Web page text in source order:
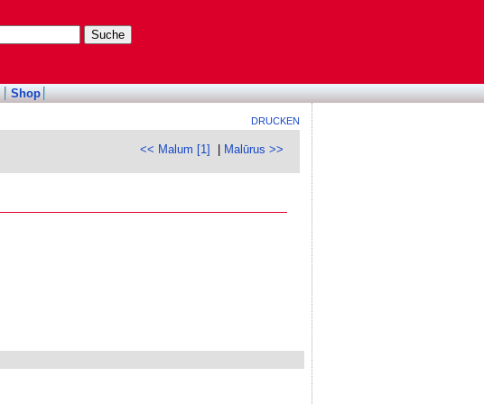
Shop
DRUCKEN
<< Malum [1] Malūrus >>